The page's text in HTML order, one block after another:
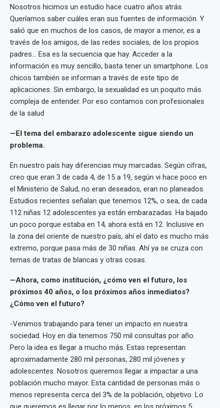
Nosotros hicimos un estudio hace cuatro años atrás.
Queríamos saber cuáles eran sus fuentes de información. Y
salió que en muchos de los casos, de mayor a menor, es a
través de los amigos, de las redes sociales, de los propios
padres... Esa es la secuencia que hay. Acceder a la
información es muy sencillo, basta tener un smartphone. Los
chicos también se informan a través de este tipo de
aplicaciones. Sin embargo, la sexualidad es un poquito más
compleja de entender. Por eso contamos con profesionales
de la salud
—El tema del embarazo adolescente sigue siendo un
problema.
En nuestro país hay diferencias muy marcadas. Según cifras,
creo que eran 3 de cada 4, de 15 a 19, según vi hace poco en
el Ministerio de Salud, no eran deseados, eran no planeados.
Estudios recientes señalan que tenemos 12%, o sea, de cada
112 niñas 12 adolescentes ya están embarazadas. Ha bajado
un poco porque estaba en 14, ahora está en 12. Inclusive en
la zona del oriente de nuestro país, ahí el dato es mucho más
extremo, porque pasa más de 30 niñas. Ahí ya se cruza con
temas de tratas de blancas y otras cosas.
—Ahora, como institución, ¿cómo ven el futuro, los
próximos 40 años, o los próximos años inmediatos?
¿Cómo ven el futuro?
-Venimos trabajando para tener un impacto en nuestra
sociedad. Hoy en día tenemos 750 mil consultas por año.
Pero la idea es llegar a mucho más. Estas representan
aproximadamente 280 mil personas, 280 mil jóvenes y
adolescentes. Nosotros queremos llegar a impactar a una
población mucho mayor. Esta cantidad de personas más o
menos representa cerca del 3% de la población, objetivo. Lo